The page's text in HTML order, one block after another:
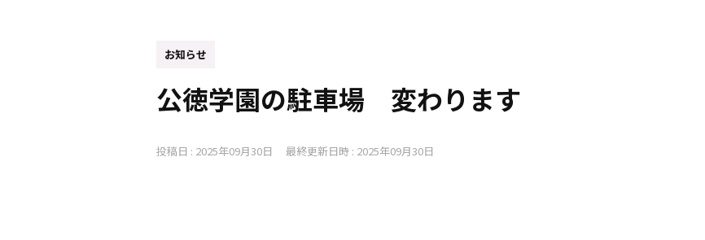
お知らせ
公徳学園の駐車場 変わります
投稿日 : 2025年09月30日 最終更新日時 : 2025年09月30日